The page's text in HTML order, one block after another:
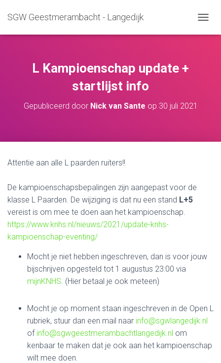
SGW Geestmerambacht - Langedijk
O
L Kampioenschap update +
startlijst info
Gepubliceerd door Nick van Sante op 30 juli 2021
Attentie aan alle L paarden ruiters!!
De kampioenschapsbepalingen zijn aangepast voor de
klasse L Paarden. De wijziging is dat nu een stand L+5
vereist is om mee te doen aan het kampioenschap.
https://www.knhs.nl/nieuws/2021/update-knhs-
kampioenschap-eventing/
Mocht je niet hebben ingeschreven, dan is voor jouw
bijschrijven opgesteld tot 1 augustus 23:00 via
mijnKNHS. (Hier betaal je ook meteen)
Mocht je op moment staan ingeschreven in de Open L
rubriek, stuur dan een mail naar info@sgwlangedijk.nl
of info@sgwgeestmerambachtlangedijk.nl om
kenbaar te maken dat je ook aan het kampioenschap
wilt mee doen.